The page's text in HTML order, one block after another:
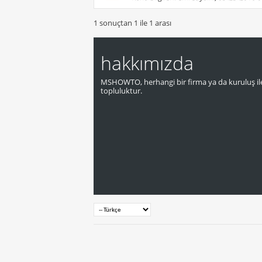
1 sonuçtan 1 ile 1 arası
hakkımızda
MSHOWTO, herhangi bir firma ya da kuruluş
topluluktur.